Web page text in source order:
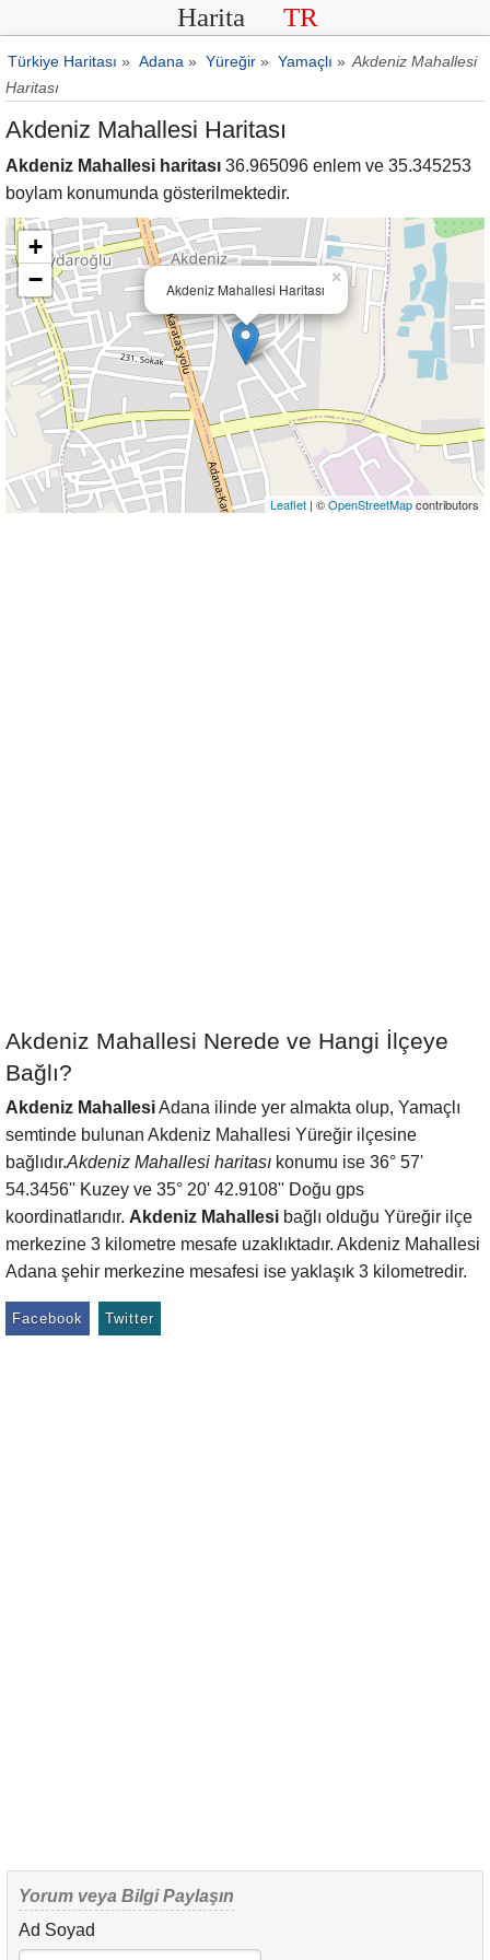
Harita TR
Türkiye Haritası » Adana » Yüreğir » Yamaçlı » Akdeniz Mahallesi
Haritası
Akdeniz Mahallesi Haritası
Akdeniz Mahallesi haritası 36.965096 enlem ve 35.345253
boylam konumunda gösterilmektedir.
Akdeniz Mahallesi Haritası
×
+
−
Leaflet | ©OpenStreetMapcontributors
Akdeniz Mahallesi Nerede ve Hangi İlçeye
Bağlı?
Akdeniz MahallesiAdana ilinde yer almakta olup, Yamaçlı
semtinde bulunan Akdeniz Mahallesi Yüreğir ilçesine
bağlıdır.Akdeniz Mahallesi haritası konumu ise 36° 57'
54.3456'' Kuzey ve 35° 20' 42.9108'' Doğu gps
koordinatlarıdır. Akdeniz Mahallesi bağlı olduğu Yüreğir ilçe
merkezine 3 kilometre mesafe uzaklıktadır. Akdeniz Mahallesi
Adana şehir merkezine mesafesi ise yaklaşık 3 kilometredir.
Facebook Twitter
Yorum veya Bilgi Paylaşın
Ad Soyad